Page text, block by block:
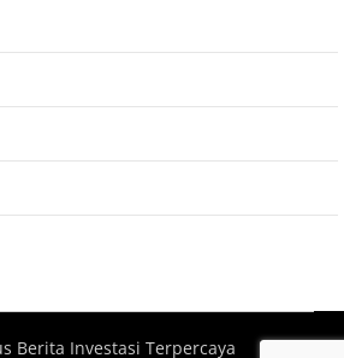
Berita Investasi Terpercaya